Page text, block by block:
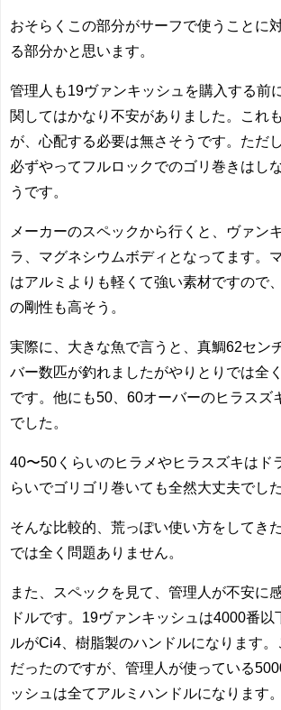
おそらくこの部分がサーフで使うことに
る部分かと思います。
管理人も19ヴァンキッシュを購入する前
関してはかなり不安がありました。これ
が、心配する必要は無さそうです。ただ
必ずやってフルロックでのゴリ巻きはし
うです。
メーカーのスペックから行くと、ヴァン
ラ、マグネシウムボディとなってます。
はアルミよりも軽くて強い素材ですので
の剛性も高そう。
実際に、大きな魚で言うと、真鯛62セン
バー数匹が釣れましたがやりとりでは全
です。他にも50、60オーバーのヒラスズ
でした。
40〜50くらいのヒラメやヒラスズキはド
らいでゴリゴリ巻いても全然大丈夫でした
そんな比較的、荒っぽい使い方をしてき
では全く問題ありません。
また、スペックを見て、管理人が不安に
ドルです。19ヴァンキッシュは4000番以
ルがCi4、樹脂製のハンドルになります
だったのですが、管理人が使っている
ッシュは全てアルミハンドルになります